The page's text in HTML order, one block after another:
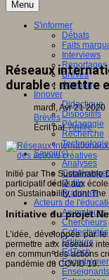
Menu
S'informer
Débats
Faits
Interviews
Reportages
Brèves
Agenda
Innover
Didactique
Dispositifs
Pédagogie
Recherche
Savoir(s)
Analyses
Outils
Pratiques
Acteurs de
Animateurs
Chercheurs
Collectivités
Editeurs
EdTech
Enseignants
Réseaux
durable : mettre
mardi, Avr 21 2020
Brèves
Écrit parAn@é
Initié par The Sustainable
participatif dédié aux
on Sustainability, dont The
Initiative du projet
L’idée, développée par
permettre aux réseaux
en commun des actions
pandémie du COVID 19.